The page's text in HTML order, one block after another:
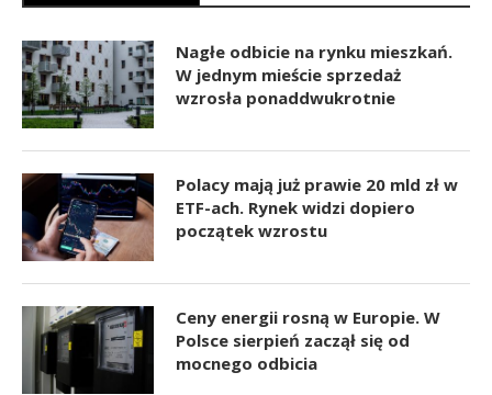
Nagłe odbicie na rynku mieszkań.
W jednym mieście sprzedaż
wzrosła ponaddwukrotnie
Polacy mają już prawie 20 mld zł w
ETF-ach. Rynek widzi dopiero
początek wzrostu
Ceny energii rosną w Europie. W
Polsce sierpień zaczął się od
mocnego odbicia